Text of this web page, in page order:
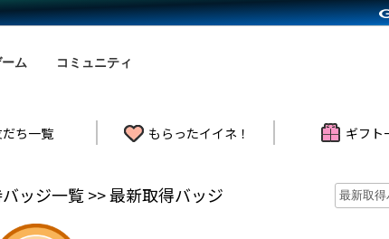
ム コミュニティ
だち一覧 もらったイイネ！ ギフト
ッジ一覧 >> 最新取得バッジ